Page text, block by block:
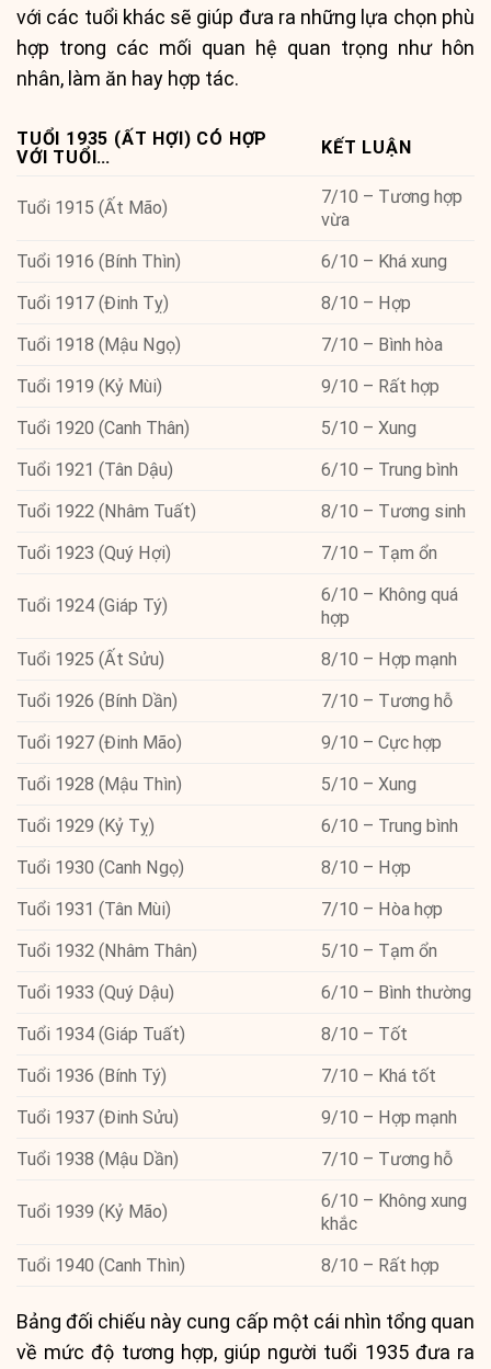
với các tuổi khác sẽ giúp đưa ra những lựa chọn phù
hợp trong các mối quan hệ quan trọng như hôn
nhân, làm ăn hay hợp tác.
TUỔI 1935 (ẤT HỢI) CÓ HỢP
VỚI TUỔI…
KẾT LUẬN
Tuổi 1915 (Ất Mão)
7/10 – Tương hợp
vừa
Tuổi 1916 (Bính Thìn)
6/10 – Khá xung
Tuổi 1917 (Đinh Tỵ)
8/10 – Hợp
Tuổi 1918 (Mậu Ngọ)
7/10 – Bình hòa
Tuổi 1919 (Kỷ Mùi)
9/10 – Rất hợp
Tuổi 1920 (Canh Thân)
5/10 – Xung
Tuổi 1921 (Tân Dậu)
6/10 – Trung bình
Tuổi 1922 (Nhâm Tuất)
8/10 – Tương sinh
Tuổi 1923 (Quý Hợi)
7/10 – Tạm ổn
Tuổi 1924 (Giáp Tý)
6/10 – Không quá
hợp
Tuổi 1925 (Ất Sửu)
8/10 – Hợp mạnh
Tuổi 1926 (Bính Dần)
7/10 – Tương hỗ
Tuổi 1927 (Đinh Mão)
9/10 – Cực hợp
Tuổi 1928 (Mậu Thìn)
5/10 – Xung
Tuổi 1929 (Kỷ Tỵ)
6/10 – Trung bình
Tuổi 1930 (Canh Ngọ)
8/10 – Hợp
Tuổi 1931 (Tân Mùi)
7/10 – Hòa hợp
Tuổi 1932 (Nhâm Thân)
5/10 – Tạm ổn
Tuổi 1933 (Quý Dậu)
6/10 – Bình thường
Tuổi 1934 (Giáp Tuất)
8/10 – Tốt
Tuổi 1936 (Bính Tý)
7/10 – Khá tốt
Tuổi 1937 (Đinh Sửu)
9/10 – Hợp mạnh
Tuổi 1938 (Mậu Dần)
7/10 – Tương hỗ
Tuổi 1939 (Kỷ Mão)
6/10 – Không xung
khắc
Tuổi 1940 (Canh Thìn)
8/10 – Rất hợp
Bảng đối chiếu này cung cấp một cái nhìn tổng quan
về mức độ tương hợp, giúp người tuổi 1935 đưa ra